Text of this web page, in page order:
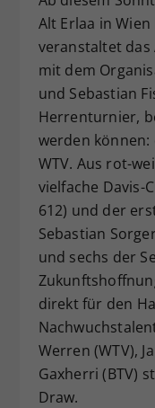
Alt Erlaa in
veranstaltet das
mit dem
und Sebastian
Herrenturnier,
werden können:
WTV. Aus rot-
vielfache Davis-
612) und der
Sebastian
und sechs der
direkt für den
Werren (WTV),
Gaxherri (BTV)
Draw.
Zweck
hat.